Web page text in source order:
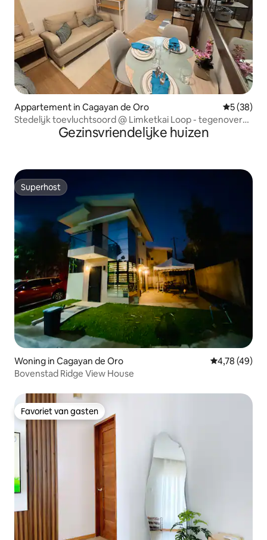
Appartement in Cagayan de Oro
5 (38)
Stedelijk toevluchtsoord @ Limketkai Loop - tegenover
Atrium 24FGezinsvriendelijke huizen
Superhost
Superhost
Woning in Cagayan de Oro Gemiddelde
4,78 (49)
Bovenstad Ridge View House
Favoriet van gasten
Favoriet van gasten